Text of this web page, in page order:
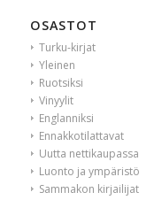
OSASTOT
Turku-kirjat
Yleinen
Ruotsiksi
Vinyylit
Englanniksi
Ennakkotilattavat
Uutta nettikaupassa
Luonto ja ympäristö
Sammakon kirjailijat